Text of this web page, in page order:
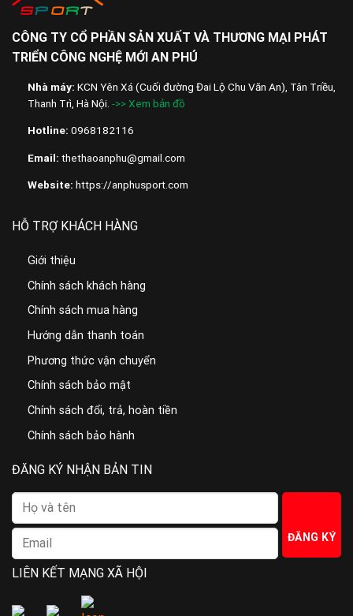
CÔNG TY CỔ PHẦN SẢN XUẤT VÀ THƯƠNG MẠI PHÁT
TRIỂN CÔNG NGHỆ MỚI AN PHÚ
Nhà máy: KCN Yên Xá (Cuối đường Đai Lộ Chu Văn An), Tân Triều,
Thanh Trì, Hà Nội. ->> Xem bản đồ
Hotline: 0968182116
Email: thethaoanphu@gmail.com
Website: https://anphusport.com
HỖ TRỢ KHÁCH HÀNG
Giới thiệu
Chính sách khách hàng
Chính sách mua hàng
Hướng dẫn thanh toán
Phương thức vận chuyển
Chính sách bảo mật
Chính sách đổi, trả, hoàn tiền
Chính sách bảo hành
ĐĂNG KÝ NHẬN BẢN TIN
LIÊN KẾT MẠNG XÃ HỘI